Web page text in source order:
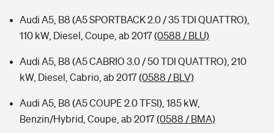
Audi A5, B8 (A5 SPORTBACK 2.0 / 35 TDI QUATTRO),
110 kW, Diesel, Coupe, ab 2017(0588 / BLU)
Audi A5, B8 (A5 CABRIO 3.0 / 50 TDI QUATTRO), 210
kW, Diesel, Cabrio, ab 2017(0588 / BLV)
Audi A5, B8 (A5 COUPE 2.0 TFSI), 185 kW,
Benzin/Hybrid, Coupe, ab 2017(0588 / BMA)